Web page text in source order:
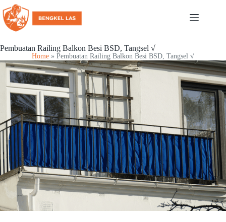
Pembuatan Railing Balkon Besi BSD, Tangsel √
Home » Pembuatan Railing Balkon Besi BSD, Tangsel √